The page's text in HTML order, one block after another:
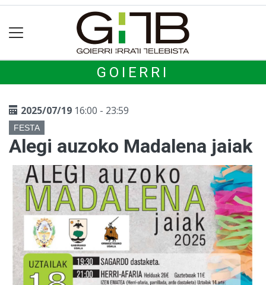
GOIERRI
2025/07/19 16:00 - 23:59
FESTA
Alegi auzoko Madalena jaiak